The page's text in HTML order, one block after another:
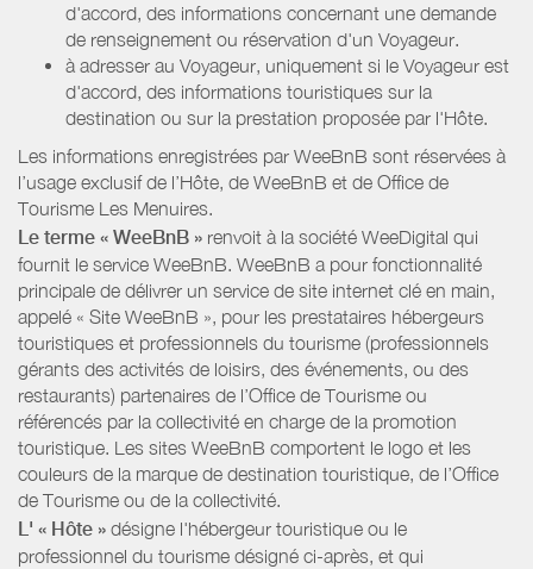
d'accord, des informations concernant une demande
de renseignement ou réservation d'un Voyageur.
à adresser au Voyageur, uniquement si le Voyageur est
d'accord, des informations touristiques sur la
destination ou sur la prestation proposée par l'Hôte.
Les informations enregistrées par WeeBnB sont réservées à
l’usage exclusif de l’Hôte, de WeeBnB et de Office de
Tourisme Les Menuires.
Le terme « WeeBnB » renvoit à la société WeeDigital qui
fournit le service WeeBnB. WeeBnB a pour fonctionnalité
principale de délivrer un service de site internet clé en main,
appelé « Site WeeBnB », pour les prestataires hébergeurs
touristiques et professionnels du tourisme (professionnels
gérants des activités de loisirs, des événements, ou des
restaurants) partenaires de l’Office de Tourisme ou
référencés par la collectivité en charge de la promotion
touristique. Les sites WeeBnB comportent le logo et les
couleurs de la marque de destination touristique, de l’Office
de Tourisme ou de la collectivité.
L' « Hôte » désigne l'hébergeur touristique ou le
professionnel du tourisme désigné ci-après, et qui